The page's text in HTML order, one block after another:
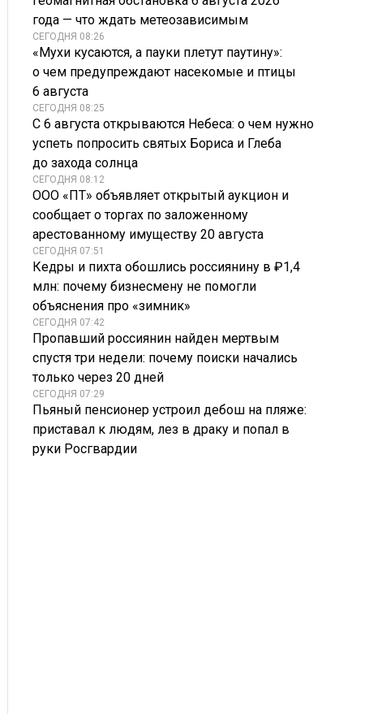
года — что ждать метеозависимым
СЕГОДНЯ 08:26
«Мухи кусаются, а пауки плетут паутину»:
о чем предупреждают насекомые и птицы
6 августа
СЕГОДНЯ 08:25
С 6 августа открываются Небеса: о чем нужно
успеть попросить святых Бориса и Глеба
до захода солнца
СЕГОДНЯ 08:12
ООО «ПТ» объявляет открытый аукцион и
сообщает о торгах по заложенному
арестованному имуществу 20 августа
СЕГОДНЯ 07:51
Кедры и пихта обошлись россиянину в ₽1,4
млн: почему бизнесмену не помогли
объяснения про «зимник»
СЕГОДНЯ 07:42
Пропавший россиянин найден мертвым
спустя три недели: почему поиски начались
только через 20 дней
СЕГОДНЯ 07:29
Пьяный пенсионер устроил дебош на пляже:
приставал к людям, лез в драку и попал в
руки Росгвардии